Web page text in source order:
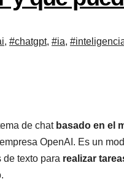
#ai,#chatgpt, #ia,